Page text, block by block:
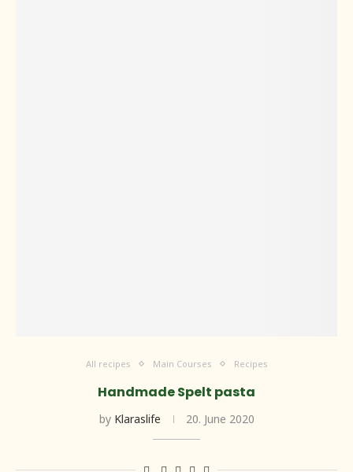
All recipes Main Courses Recipes
Handmade Spelt pasta
by Klaraslife 20. June 2020